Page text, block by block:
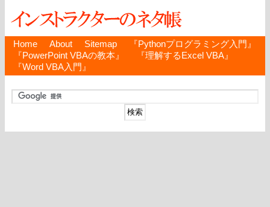
Home About Sitemap
『Pythonプログラミング入門』
『PowerPoint VBAの教本』
『理解するExcel VBA』
『Word VBA入門』